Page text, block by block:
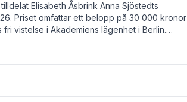
Elisabeth Åsbrink Anna Sjöstedts
Priset omfattar ett belopp på 30 000 kronor
vistelse i Akademiens lägenhet i Berlin.
oc